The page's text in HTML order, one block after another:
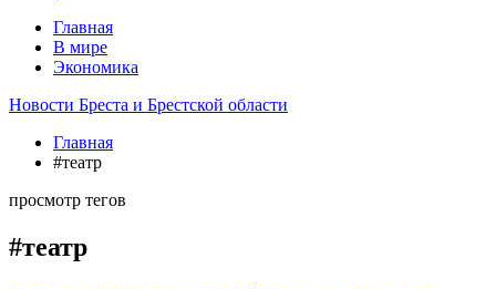
Главная
В мире
Экономика
Новости Бреста и Брестской области
Главная
#театр
просмотр тегов
#театр